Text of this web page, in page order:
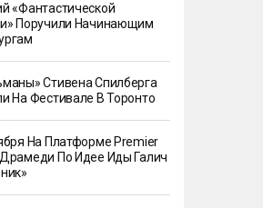
«Фантастической
Поручили Начинающим
Стивена Спилберга
На Фестивале В Торонто
На Платформе Premier
По Идее Иды Галич